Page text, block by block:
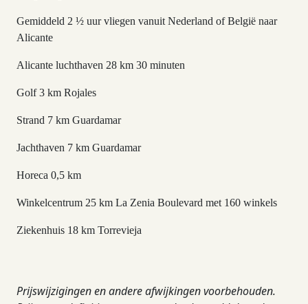
Gemiddeld 2 ½ uur vliegen vanuit Nederland of België naar
Alicante
Alicante luchthaven 28 km 30 minuten
Golf 3 km Rojales
Strand 7 km Guardamar
Jachthaven 7 km Guardamar
Horeca 0,5 km
Winkelcentrum 25 km La Zenia Boulevard met 160 winkels
Ziekenhuis 18 km Torrevieja
Prijswijzigingen en andere afwijkingen voorbehouden.